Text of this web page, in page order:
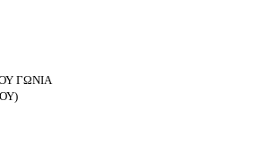
ΓΩΝΙΑ